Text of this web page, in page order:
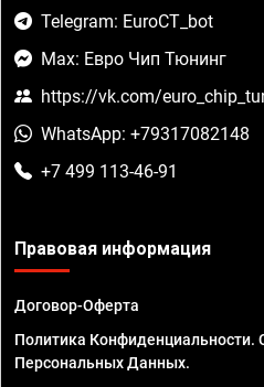
Telegram: EuroCT_bot
Max: Евро Чип Тюнинг
https://vk.com/
WhatsApp: +79317082148
+7 499 113-46-91
Правовая информация
Договор-Оферта
Политика Конфиденциальности.
Персональных Данных.